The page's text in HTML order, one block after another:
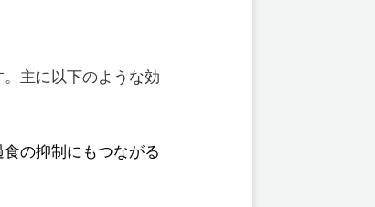
主に以下のような効
の抑制にもつながる